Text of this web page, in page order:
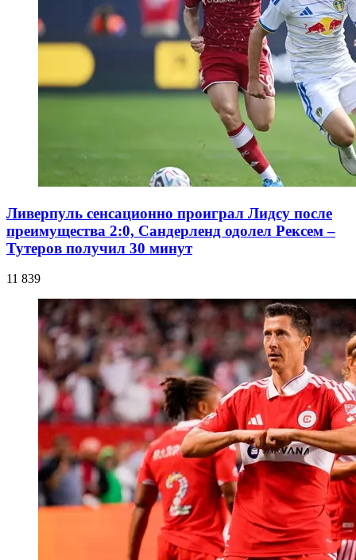
Ливерпуль сенсационно проиграл Лидсу после
преимущества 2:0, Сандерленд одолел Рексем –
Тутеров получил 30 минут
11 839